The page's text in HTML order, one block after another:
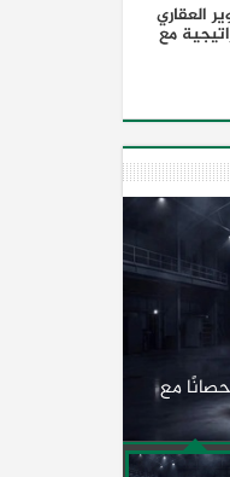
العقاري
مع
تطرح طراز (بلاك بيرد) بقوة 850 حصانًا مع